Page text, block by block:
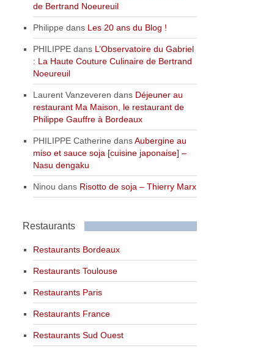
de Bertrand Noeureuil
Philippe dans Les 20 ans du Blog !
PHILIPPE dans L’Observatoire du Gabriel
: La Haute Couture Culinaire de Bertrand
Noeureuil
Laurent Vanzeveren dans Déjeuner au
restaurant Ma Maison, le restaurant de
Philippe Gauffre à Bordeaux
PHILIPPE Catherine dansAubergine au
miso et sauce soja [cuisine japonaise] –
Nasu dengaku
Ninou dans Risotto de soja – Thierry Marx
Restaurants
Restaurants Bordeaux
Restaurants Toulouse
Restaurants Paris
Restaurants France
Restaurants Sud Ouest